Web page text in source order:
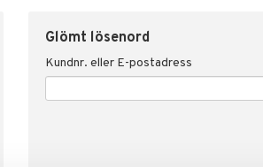
Glömt lösenord
Kundnr. eller E-postadress